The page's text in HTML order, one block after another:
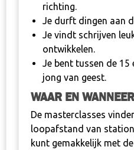
richting.
Je durft dingen aan
Je vindt schrijven
ontwikkelen.
Je bent tussen de
jong van geest.
WAAR EN
De masterclasses
loopafstand van
kunt gemakkelijk met